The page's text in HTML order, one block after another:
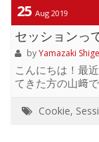
25 Aug 2019
セッションっ
byYamazaki
こんにちは！最
てきた方の山﨑
える事がてんこ
Cookie,